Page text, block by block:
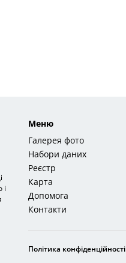
Меню
Галерея фото
Набори даних
Реєстр
Карта
Допомога
Контакти
Політика конфіденційності